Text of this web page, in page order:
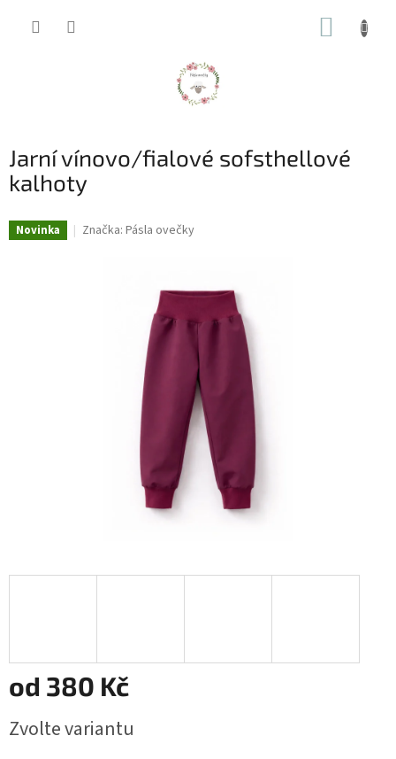
Jarní vínovo/fialové sofsthellové
kalhoty
Novinka Značka: Pásla ovečky
od 380 Kč
cena:
Zvolte variantu